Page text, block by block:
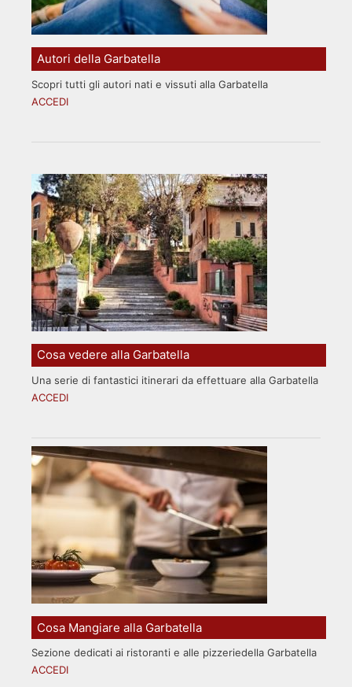
Autori della Garbatella
Scopri tutti gli autori nati e vissuti alla Garbatella
ACCEDI
Cosa vedere alla Garbatella
Una serie di fantastici itinerari da effettuare alla Garbatella
ACCEDI
Cosa Mangiare alla Garbatella
Sezione dedicati ai ristoranti e alle pizzeriedella Garbatella
ACCEDI